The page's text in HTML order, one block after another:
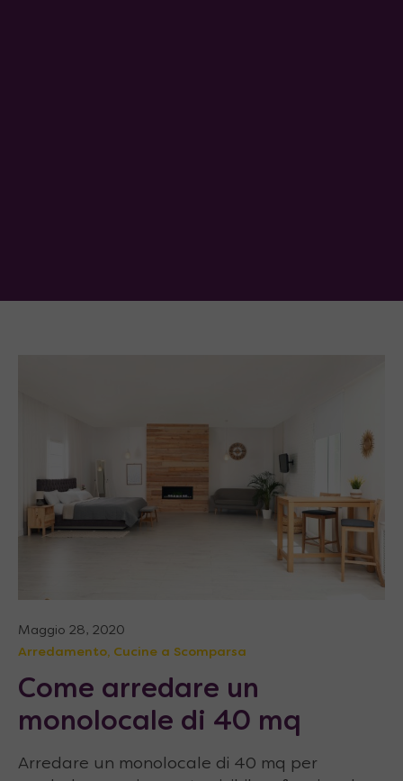
Maggio 28, 2020
Arredamento, Cucine a Scomparsa
Come arredare un
monolocale di 40 mq
Arredare un monolocale di 40 mq per